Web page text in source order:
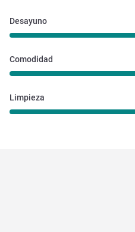
Desayuno
Comodidad
Limpieza